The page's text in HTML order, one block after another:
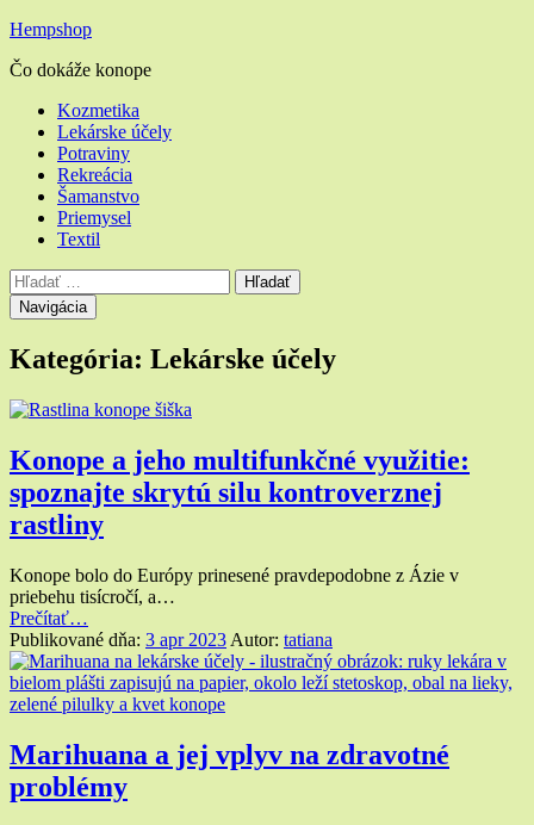
Hempshop
Čo dokáže konope
Hlavné
menu
Kozmetika
Lekárske účely
Potraviny
Rekreácia
Šamanstvo
Priemysel
Textil
Vyhľadávanie
Hľadať:
Navigácia
Kategória: Lekárske účely
Konope a jeho multifunkčné využitie:
spoznajte skrytú silu kontroverznej
rastliny
Konope bolo do Európy prinesené pravdepodobne z Ázie v
priebehu tisícročí, a…
Prečítať“Konope
a
jeho
multifunkčné
využitie:
skrytú
silu
kontroverznej
…
Publikované dňa: 3 apr 2023 Autor: tatiana
Marihuana a jej vplyv na zdravotné
problémy